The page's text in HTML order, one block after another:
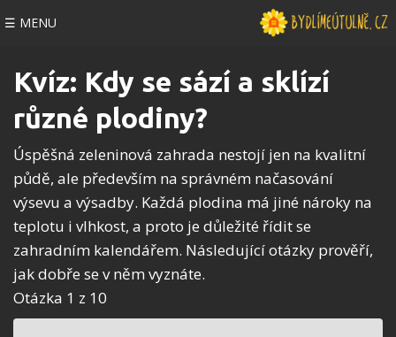
☰ MENU
Kvíz: Kdy se sází a sklízí
různé plodiny?
Úspěšná zeleninová zahrada nestojí jen na kvalitní
půdě, ale především na správném načasování
výsevu a výsadby. Každá plodina má jiné nároky na
teplotu i vlhkost, a proto je důležité řídit se
zahradním kalendářem. Následující otázky prověří,
jak dobře se v něm vyznáte.
Otázka 1 z 10